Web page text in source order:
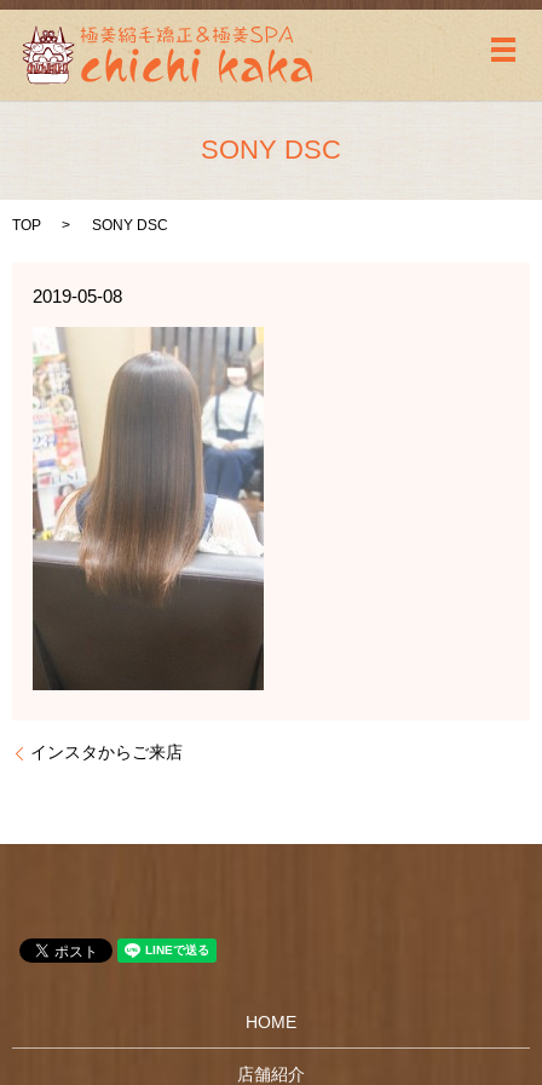
メ
SONY DSC
TOP SONY DSC
2019-05-08
インスタからご来店
HOME
店舗紹介